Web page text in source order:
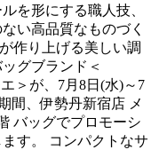
を形にする職人技、
い高品質なものづく
作り上げる美しい調
グブランド＜
＞が、7月8日(水)～7
間、伊勢丹新宿店 メ
バッグでプロモーシ
す。 コンパクトなサ